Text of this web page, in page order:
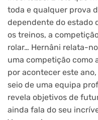
toda e qualquer prova
dependente do estado
os treinos, a
rolar… Hernâni relata-
uma competição como
por acontecer este
seio de uma equipa
revela objetivos de
ainda fala do seu